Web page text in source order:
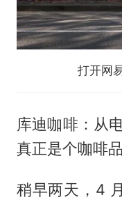
打开网
库迪咖啡：从
真正是个咖啡
稍早两天，4